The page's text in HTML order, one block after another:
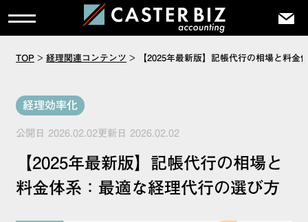
TOP > 経理関連コンテンツ > 【2025年最新版】記帳代行の相場と料金
経理効率化
公開日 2026.02.02更新日 2026.02.02
【2025年最新版】記帳代行の相場と
料金体系：最適な経理代行の選び方